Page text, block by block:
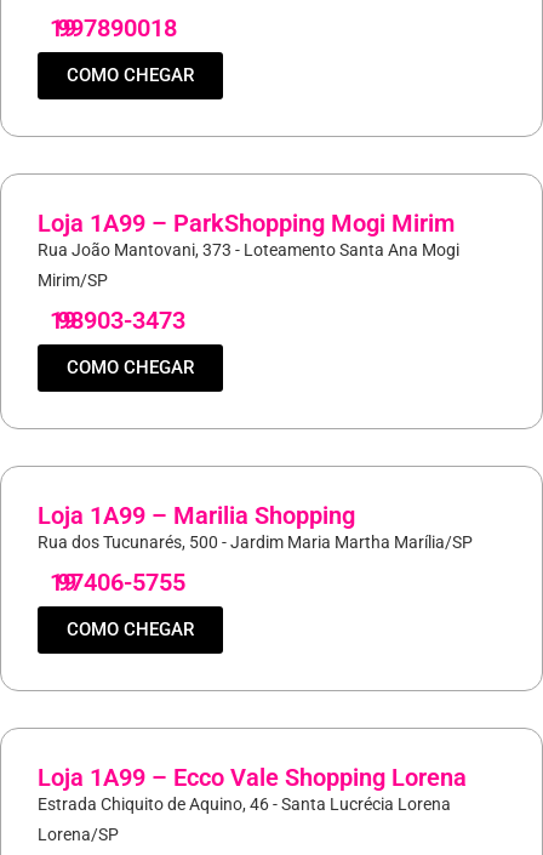
19
997890018
COMO CHEGAR
Loja 1A99 – ParkShopping Mogi Mirim
Rua João Mantovani, 373 - Loteamento Santa Ana Mogi
Mirim/SP
19
98903-3473
COMO CHEGAR
Loja 1A99 – Marilia Shopping
Rua dos Tucunarés, 500 - Jardim Maria Martha Marília/SP
19
97406-5755
COMO CHEGAR
Loja 1A99 – Ecco Vale Shopping Lorena
Estrada Chiquito de Aquino, 46 - Santa Lucrécia Lorena
Lorena/SP